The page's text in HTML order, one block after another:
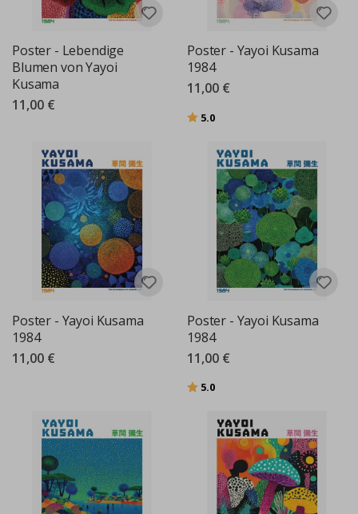
Poster - Lebendige
Blumen von Yayoi
Kusama
11,00 €
Poster - Yayoi Kusama
1984
11,00 €
Bewertung:
5.0
Poster - Yayoi Kusama
1984
11,00 €
Poster - Yayoi Kusama
1984
11,00 €
Bewertung:
5.0